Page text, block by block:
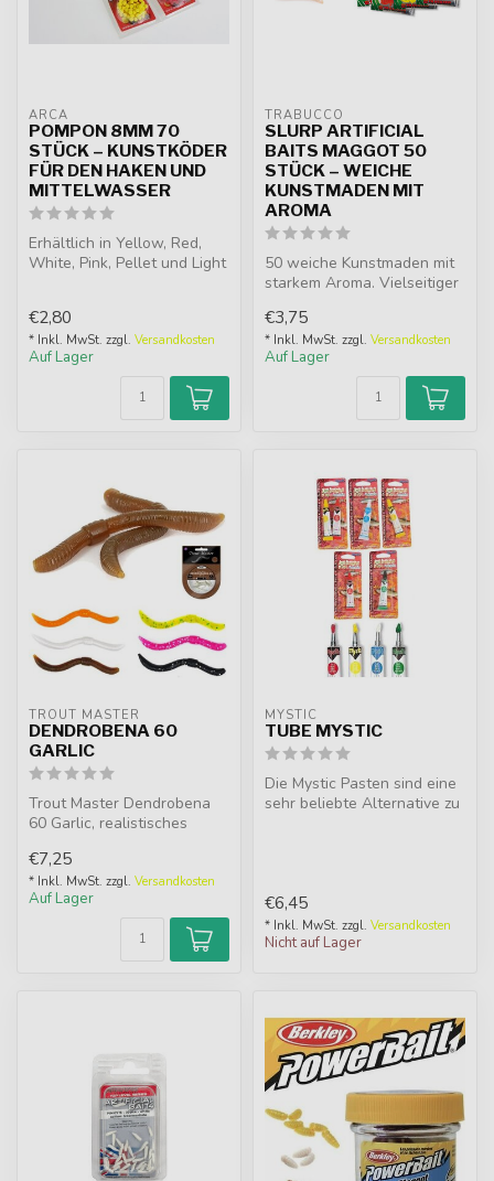
ARCA
POMPON 8MM 70
STÜCK – KUNSTKÖDER
FÜR DEN HAKEN UND
MITTELWASSER
Erhältlich in Yellow, Red,
White, Pink, Pellet und Light
€2,80
* Inkl. MwSt. zzgl. Versandkosten
Auf Lager
TRABUCCO
SLURP ARTIFICIAL
BAITS MAGGOT 50
STÜCK – WEICHE
KUNSTMADEN MIT
AROMA
50 weiche Kunstmaden mit
starkem Aroma. Vielseitiger
€3,75
* Inkl. MwSt. zzgl. Versandkosten
Auf Lager
TROUT MASTER
DENDROBENA 60
GARLIC
Trout Master Dendrobena
60 Garlic, realistisches
Knoblaucharoma. ...
€7,25
* Inkl. MwSt. zzgl. Versandkosten
Auf Lager
MYSTIC
TUBE MYSTIC
Die Mystic Pasten sind eine
sehr beliebte Alternative zu
€6,45
* Inkl. MwSt. zzgl. Versandkosten
Nicht auf Lager